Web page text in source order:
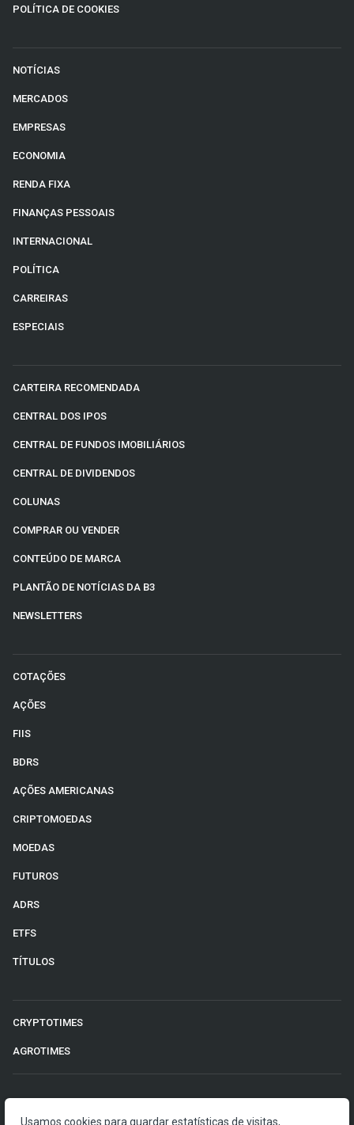
POLÍTICA DE COOKIES
NOTÍCIAS
MERCADOS
EMPRESAS
ECONOMIA
RENDA FIXA
FINANÇAS PESSOAIS
INTERNACIONAL
POLÍTICA
CARREIRAS
ESPECIAIS
CARTEIRA RECOMENDADA
CENTRAL DOS IPOS
CENTRAL DE FUNDOS IMOBILIÁRIOS
CENTRAL DE DIVIDENDOS
COLUNAS
COMPRAR OU VENDER
CONTEÚDO DE MARCA
PLANTÃO DE NOTÍCIAS DA B3
NEWSLETTERS
COTAÇÕES
AÇÕES
FIIS
BDRS
AÇÕES AMERICANAS
CRIPTOMOEDAS
MOEDAS
FUTUROS
ADRS
ETFS
TÍTULOS
CRYPTOTIMES
AGROTIMES
Usamos cookies para guardar estatísticas de visitas,